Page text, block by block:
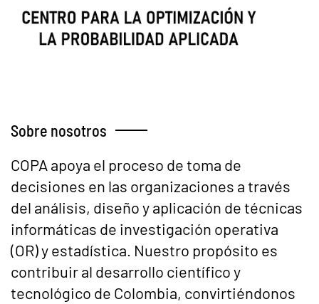
Sobre nosotros
COPA apoya el proceso de toma de
decisiones en las organizaciones a través
del análisis, diseño y aplicación de técnicas
informáticas de investigación operativa
(OR) y estadística. Nuestro propósito es
contribuir al desarrollo científico y
tecnológico de Colombia, convirtiéndonos